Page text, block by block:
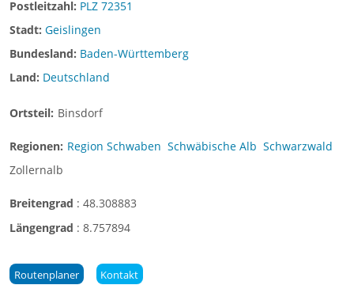
Postleitzahl: PLZ 72351
Stadt: Geislingen
Bundesland: Baden-Württemberg
Land: Deutschland
Ortsteil: Binsdorf
Regionen: Region Schwaben Schwäbische Alb Schwarzwald
Zollernalb
Breitengrad : 48.308883
Längengrad : 8.757894
Routenplaner Kontakt